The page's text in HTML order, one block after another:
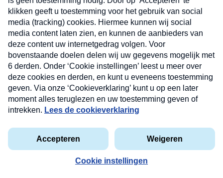
Dus reken maar uit wat ik elke dag niet opwek omdat
het electriciteitsnet niet toereikend is en de
netbeheerder (Enexids) doet er niks aan, die heeft
schijt aan zijn klanten!
En de politiek heeft boter op zijn hoofd.
Waarom wordt hier niks over vermeld in het artikel?
Log in om te reageren
bijbloem
6 mei 2024 om 19:51
Nieuwsbrief
Neem hier een gratis abonnement op onze
nieuwsbrief. Elke vrijdag- en dinsdagochtend in uw